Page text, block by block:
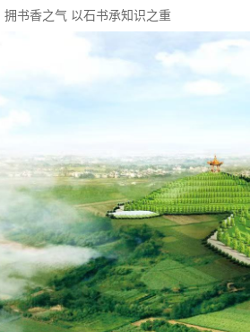
拥书香之气 以石书承知识之重